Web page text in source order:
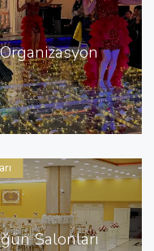
Salonları